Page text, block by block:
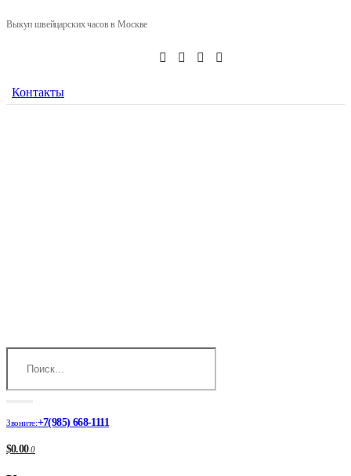
Выкуп швейцарских часов в Москве
Контакты
Звоните:+7(985) 668-1111
$0.00 0